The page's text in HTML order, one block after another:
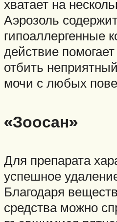
хватает на
Аэрозоль
гипоаллергенные
действие
отбить
мочи с любых
«Зоосан»
Для препарата
успешное
Благодаря
средства можно